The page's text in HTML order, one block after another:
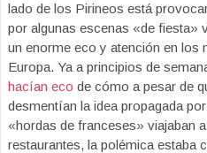
lado de los Pirineos está
por algunas escenas «de fiesta»
un enorme eco y atención en los
Europa. Ya a principios de
hacían eco de cómo a pesar de
desmentían la idea propagada
«hordas de franceses» viajaban
restaurantes, la polémica estaba